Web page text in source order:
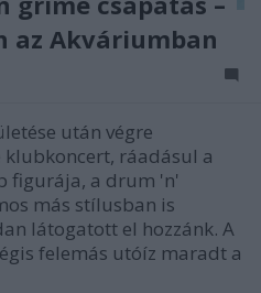
az Akváriumban
után végre
ráadásul a
figurája, a drum 'n'
más stílusban is
látogatott el hozzánk. A
felemás utóíz maradt a